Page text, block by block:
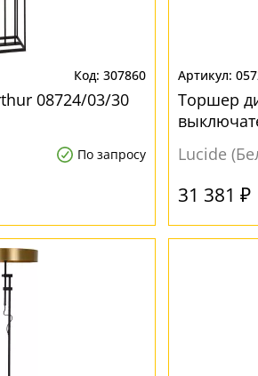
307860
08724/03/30
По запросу
Торшер
05728/
Lucide
31 381 ₽